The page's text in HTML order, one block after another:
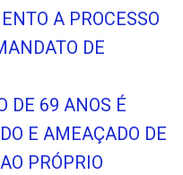
A PROCESSO
DE
DE 69 ANOS É
E AMEAÇADO DE
PRÓPRIO